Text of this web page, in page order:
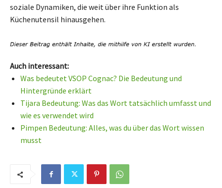
soziale Dynamiken, die weit über ihre Funktion als
Küchenutensil hinausgehen.
Auch interessant:
Was bedeutet VSOP Cognac? Die Bedeutung und
Hintergründe erklärt
Tijara Bedeutung: Was das Wort tatsächlich umfasst und
wie es verwendet wird
Pimpen Bedeutung: Alles, was du über das Wort wissen
musst